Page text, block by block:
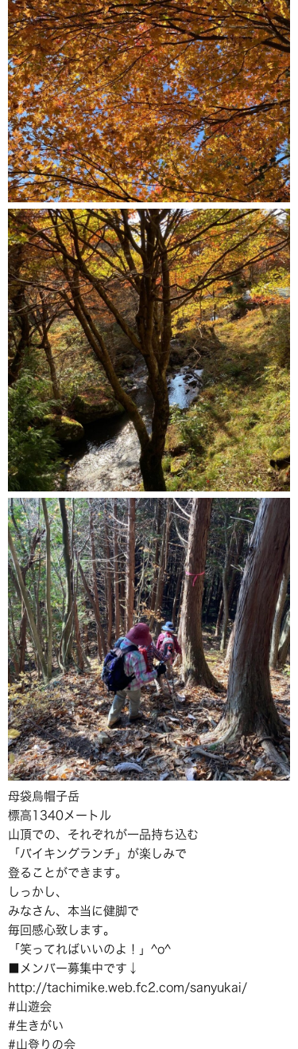
母袋烏帽子岳
標高1340メートル
山頂での、それぞれが一品持ち込む
「バイキングランチ」が楽しみで
登ることができます。
しっかし、
みなさん、本当に健脚で
毎回感心致します。
「笑ってればいいのよ！」^o^
■メンバー募集中です↓
http://tachimike.web.fc2.com/sanyukai/
#山遊会
#生きがい
#山登りの会